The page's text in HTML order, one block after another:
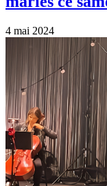
4 mai 2024